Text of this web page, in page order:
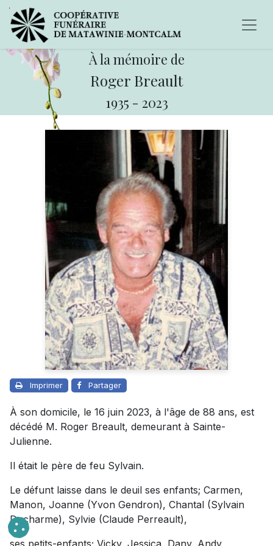
À la mémoire de
Roger Breault
1935 - 2023
Imprimer Partager
À son domicile, le 16 juin 2023, à l'âge de 88 ans, est
décédé M. Roger Breault, demeurant à Sainte-
Julienne.
Il était le père de feu Sylvain.
Le défunt laisse dans le deuil ses enfants; Carmen,
Manon, Joanne (Yvon Gendron), Chantal (Sylvain
Ducharme), Sylvie (Claude Perreault),